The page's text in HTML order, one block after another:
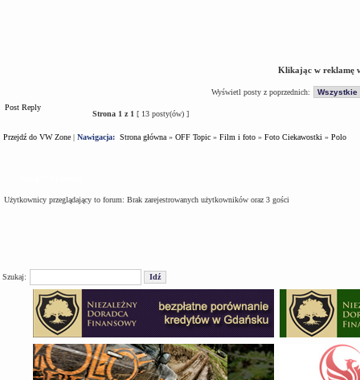
Klikając w reklamę
Wyświetl posty z poprzednich:
Post Reply
Strona 1 z 1 [ 13 posty(ów) ]
Przejdź do VW Zone | Nawigacja: Strona główna » OFF Topic » Film i foto » Foto Ciekawostki » Polo
Użytkownicy przeglądający to forum: Brak zarejestrowanych użytkowników oraz 3 gości
Szukaj: